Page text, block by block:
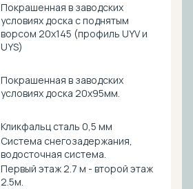
Покрашенная в заводских
условиях доска с поднятым
ворсом 20х145 (профиль UYV и
UYS)
Покрашенная в заводских
условиях доска 20х95мм.
Кликфальц сталь 0,5 мм
Система снегозадержания,
водосточная система.
Первый этаж 2.7 м - второй этаж
2.5м.